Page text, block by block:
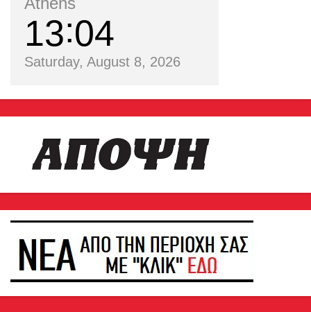
13 04
Saturday, August 8, 2026